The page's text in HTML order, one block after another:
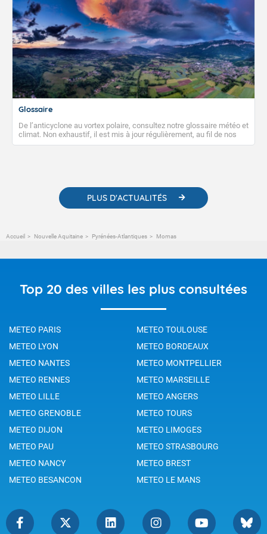
Glossaire
De l’anticyclone au vortex polaire, consultez notre glossaire météo et
climat. Non exhaustif, il est mis à jour régulièrement, au fil de nos
publications. Vous y trouverez également des liens utiles vers nos
PLUS D'ACTUALITÉS
Accueil Nouvelle Aquitaine Pyrénées-Atlantiques Momas
Top 20 des villes les plus consultées
METEO PARIS
METEO TOULOUSE
METEO LYON
METEO BORDEAUX
METEO NANTES
METEO MONTPELLIER
METEO RENNES
METEO MARSEILLE
METEO LILLE
METEO ANGERS
METEO GRENOBLE
METEO TOURS
METEO DIJON
METEO LIMOGES
METEO PAU
METEO STRASBOURG
METEO NANCY
METEO BREST
METEO BESANCON
METEO LE MANS